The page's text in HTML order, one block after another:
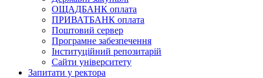
ОЩАДБАНК оплата
ПРИВАТБАНК оплата
Поштовий сервер
Програмне забезпечення
Інституційний репозитарій
Сайти університету
Запитати у ректора